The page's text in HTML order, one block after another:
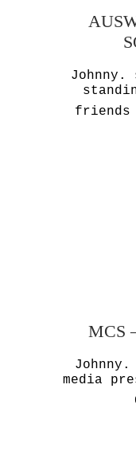
Johnny.
friends
MCS
media